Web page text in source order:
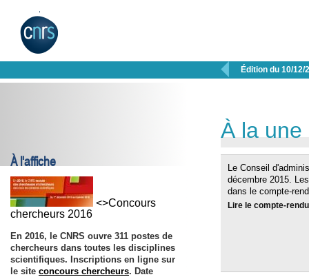
 Édition du 10/12/
À l'affiche
<>Concours
chercheurs 2016
En 2016, le CNRS ouvre 311 postes de
chercheurs dans toutes les disciplines
scientifiques. Inscriptions en ligne sur
le site concours chercheurs. Date
À la une
Le Conseil
décembre 2015.
dans le compte-
Lire le compte-rendu